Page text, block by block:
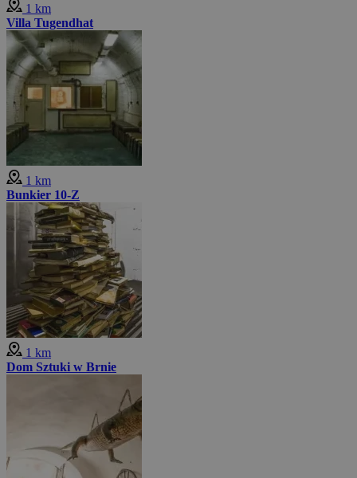
1 km
Villa Tugendhat
1 km
Bunkier 10-Z
1 km
Dom Sztuki w Brnie